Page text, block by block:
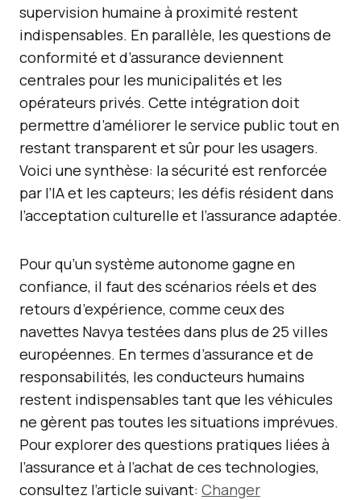
supervision humaine à proximité restent
indispensables. En parallèle, les questions de
conformité et d’assurance deviennent
centrales pour les municipalités et les
opérateurs privés. Cette intégration doit
permettre d’améliorer le service public tout en
restant transparent et sûr pour les usagers.
Voici une synthèse: la sécurité est renforcée
par l’IA et les capteurs; les défis résident dans
l’acceptation culturelle et l’assurance adaptée.
Pour qu’un système autonome gagne en
confiance, il faut des scénarios réels et des
retours d’expérience, comme ceux des
navettes Navya testées dans plus de 25 villes
européennes. En termes d’assurance et de
responsabilités, les conducteurs humains
restent indispensables tant que les véhicules
ne gèrent pas toutes les situations imprévues.
Pour explorer des questions pratiques liées à
l’assurance et à l’achat de ces technologies,
consultez l’article suivant: Changer